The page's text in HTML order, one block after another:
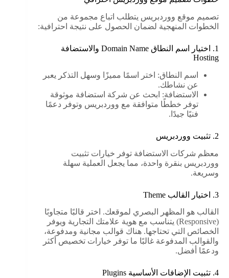
تصميم موقع ووردبريس يتطلب اتباع مجموعة من
الخطوات المنهجية لضمان الحصول على نتيجة احترافية:
1. اختيار اسم النطاق Domain Name والاستضافة
Hosting
اسم النطاق: اختر اسمًا مميزًا وسهل التذكر يعبر
عن نشاطك.
الاستضافة: ابحث عن شركة استضافة موثوقة
توفر خططًا متوافقة مع ووردبريس وتوفر دعمًا
فنيًا جيدًا.
2. تثبيت ووردبريس
معظم شركات الاستضافة توفر خيارات تثبيت
ووردبريس بنقرة واحدة، مما يجعل العملية سهلة
وسريعة.
3. اختيار القالب Theme
القالب هو المظهر البصري لموقعك. اختر قالبًا متجاوبًا
(Responsive) يتناسب مع هوية علامتك التجارية ويوفر
الخصائص التي تحتاجها. هناك قوالب مجانية ومدفوعة،
والقوالب المدفوعة غالبًا ما توفر خيارات تخصيص أكثر
ودعمًا أفضل.
4. تثبيت الإضافات الأساسية Plugins